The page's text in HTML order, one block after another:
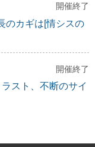
開催終了
のカギは[情シスの
開催終了
スト、不断のサイ